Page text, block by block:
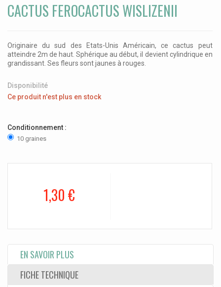
CACTUS FEROCACTUS WISLIZENII
Originaire du sud des Etats-Unis Américain, ce cactus peut
atteindre 2m de haut. Sphérique au début, il devient cylindrique en
grandissant. Ses fleurs sont jaunes à rouges.
Disponibilité
Ce produit n'est plus en stock
Conditionnement :
10 graines
1,30 €
EN SAVOIR PLUS
FICHE TECHNIQUE